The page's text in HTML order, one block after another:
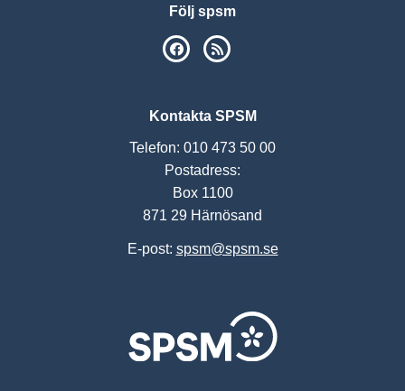
Följ spsm
SPSM på Facebook
Kontakta SPSM
Telefon: 010 473 50 00
Postadress:
Box 1100
871 29 Härnösand
E-post: spsm@spsm.se